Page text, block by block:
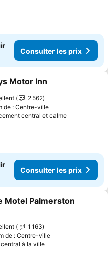
Consulter les prix
à mes favoris
Motor Inn
2 562
de : Centre-ville
central et calmeConsulter
Consulter les prix
à mes favoris
Motel Palmerston
les prix
1 163
de : Centre-ville
à la villeConsulter les